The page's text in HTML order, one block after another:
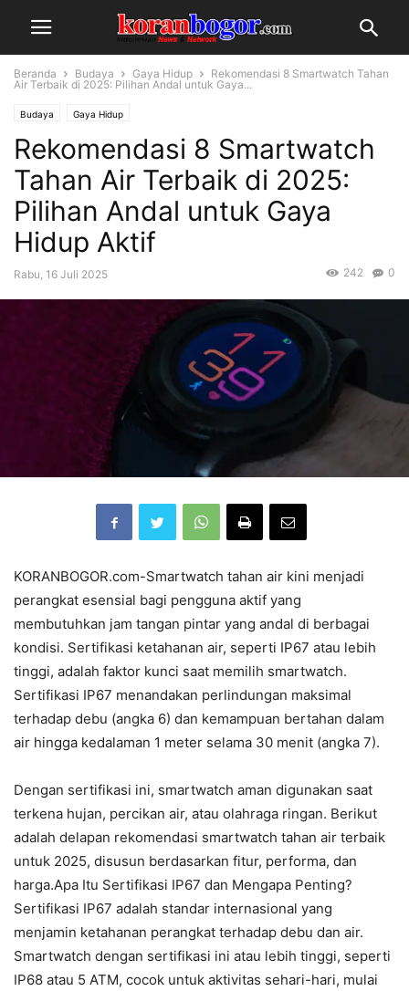
Beranda Budaya Gaya Hidup
Rekomendasi 8 Smartwatch Tahan
Air Terbaik di 2025: Pilihan Andal untuk Gaya...
Budaya Gaya Hidup
Rekomendasi 8 Smartwatch
Tahan Air Terbaik di 2025:
Pilihan Andal untuk Gaya
Hidup Aktif
Rabu, 16 Juli 2025 0
242
KORANBOGOR.com-Smartwatch tahan air kini menjadi
perangkat esensial bagi pengguna aktif yang
membutuhkan jam tangan pintar yang andal di berbagai
kondisi. Sertifikasi ketahanan air, seperti IP67 atau lebih
tinggi, adalah faktor kunci saat memilih smartwatch.
Sertifikasi IP67 menandakan perlindungan maksimal
terhadap debu (angka 6) dan kemampuan bertahan dalam
air hingga kedalaman 1 meter selama 30 menit (angka 7).
Dengan sertifikasi ini, smartwatch aman digunakan saat
terkena hujan, percikan air, atau olahraga ringan. Berikut
adalah delapan rekomendasi smartwatch tahan air terbaik
untuk 2025, disusun berdasarkan fitur, performa, dan
harga.Apa Itu Sertifikasi IP67 dan Mengapa Penting?
Sertifikasi IP67 adalah standar internasional yang
menjamin ketahanan perangkat terhadap debu dan air.
Smartwatch dengan sertifikasi ini atau lebih tinggi, seperti
IP68 atau 5 ATM, cocok untuk aktivitas sehari-hari, mulai